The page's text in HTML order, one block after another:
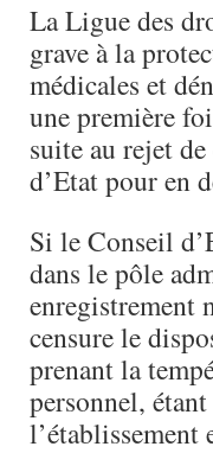
La Ligue des
grave à la
médicales et
une première
suite au rejet
d’Etat pour en
Si le Conseil
dans le pôle
enregistrement
censure le
prenant la
personnel,
l’établissement